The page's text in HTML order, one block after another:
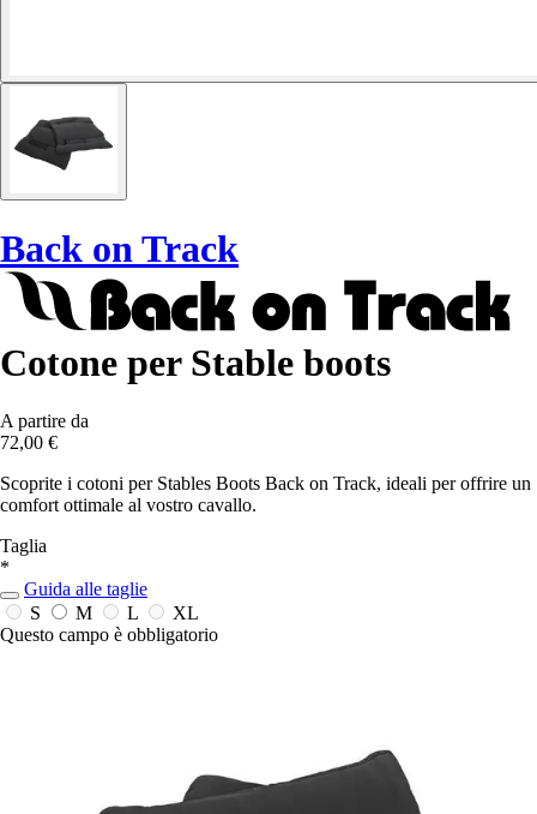
Back on Track
Cotone per Stable boots
A partire da
72,00 €
Scoprite i cotoni per Stables Boots Back on Track, ideali per offrire un
comfort ottimale al vostro cavallo.
Taglia
*
Guida alle taglie
S
M L
XL
Questo campo è obbligatorio